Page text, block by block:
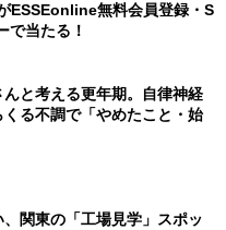
ESSEonline無料会員登録・S
で当たる！
んと考える更年期。自律神経
くる不調で「やめたこと・始
関東の「工場見学」スポッ